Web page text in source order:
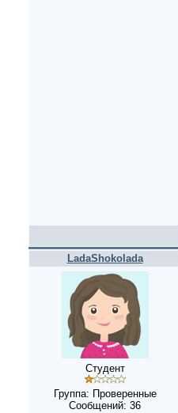
LadaShokolada
Студент
Группа: Проверенные
Сообщений: 36